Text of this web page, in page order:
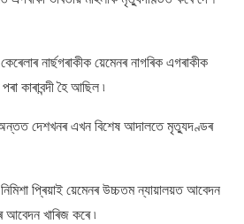
নাৰ্ছগৰাকীক য়েমেনৰ নাগৰিক এগৰাকীক
কাৰাবন্দী হৈ আছিল ৷
অন্তত দেশখনৰ এখন বিশেষ আদালতে মৃত্যুদণ্ডৰ
প্ৰিয়াই য়েমেনৰ উচ্চতম ন্যায়ালয়ত আবেদন
খাৰিজ কৰে ৷